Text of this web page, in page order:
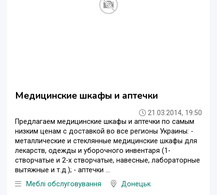
Медицинские шкафы и аптечки
21.03.2014, 19:50
Предлагаем медицинские шкафы и аптечки по самым
низким ценам с доставкой во все регионы Украины: -
металлические и стеклянные медицинские шкафы для
лекарств, одежды и уборочного инвентаря (1-
створчатые и 2-х створчатые, навесные, лабораторные
вытяжные и т.д.); - аптечки ...
Меблі обслуговування
Донецьк